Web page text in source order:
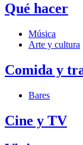
Qué hacer
Música
Arte y cultura
Comida y
Bares
Cine y TV